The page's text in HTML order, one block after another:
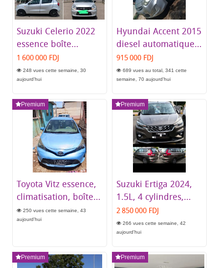
Suzuki Celerio 2022
essence boîte
automatique en
excellent état
1 600 000 FDJ
248 vues cette semaine, 30
aujourd'hui
Hyundai Accent 2015
diesel automatique
en excellent état
915 000 FDJ
689 vues au total, 341 cette
semaine, 70 aujourd'hui
Premium
Toyota Vitz essence,
climatisation, boîte
automatique
250 vues cette semaine, 43
aujourd'hui
Premium
Suzuki Ertiga 2024,
1.5L, 4 cylindres,
presque neuf
2 850 000 FDJ
266 vues cette semaine, 42
aujourd'hui
Premium Premium